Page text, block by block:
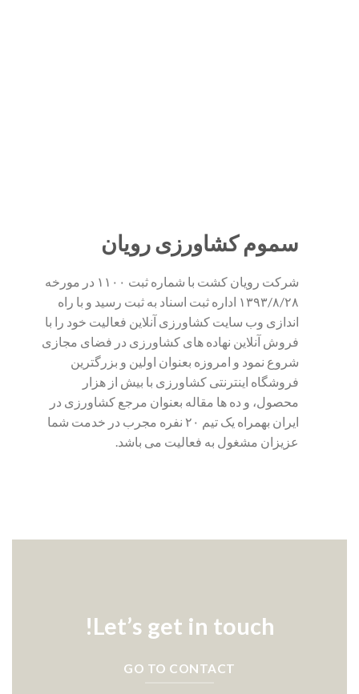
سموم کشاورزی رویان
شرکت رویان کشت با شماره ثبت ۱۱۰۰ در مورخه
۱۳۹۳/۸/۲۸ اداره ثبت اسناد به ثبت رسید و با راه
اندازی وب سایت کشاورزی آنلاین فعالیت خود را با
فروش آنلاین نهاده های کشاورزی در فضای مجازی
شروع نمود و امروزه بعنوان اولین و بزرگترین
فروشگاه اینترنتی کشاورزی با بیش از هزار
محصول، و ده ها مقاله بعنوان مرجع کشاورزی در
ایران بهمراه یک تیم ۲۰ نفره مجرب در خدمت شما
عزیزان مشغول به فعالیت می باشد.
Let’s get in touch!
GO TO CONTACT